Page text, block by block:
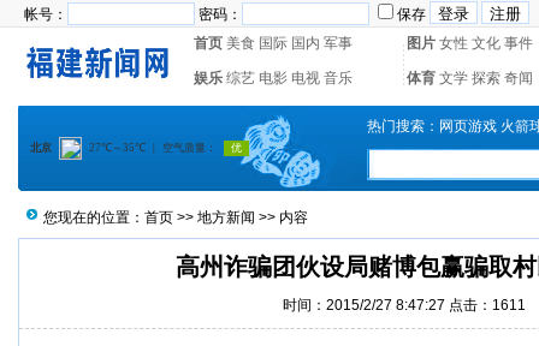
帐号： 密码：
保存
首页 美食 国际 国内 军事 图片 女性 文化 事件
娱乐 综艺 电影 电视 音乐 体育 文学 探索 奇闻
热门搜索： 网页游戏 火箭
您现在的位置： 首页 >> 地方新闻 >> 内容
高州诈骗团伙设局赌博包赢骗取
时间：2015/2/27 8:47:27 点击：1611